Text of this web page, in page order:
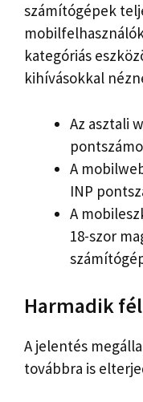
számítógépek
kategóriás
kihívásokkal
Az asztali
A
INP
A
18-szor
Harmadik
A jelentés
továbbra is